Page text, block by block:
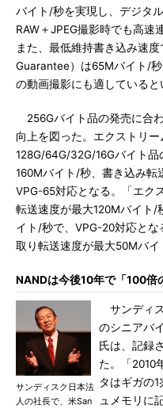
バイト/秒を実現し、デジタ
RAW＋JPEG撮影時でも高速
また、最低維持書き込み速
Guarantee）は65Mバイト/
の動画撮影にも適していると
256Gバイト品の発売に合
向上を図った。エクストリ
128G/64G/32G/16Gバイト
160Mバイト/秒、書き込み転
VPG-65対応となる。「エク
転送速度が最大120Mバイト/
イト/秒で、VPG-20対応と
取り転送速度が最大50Mバイ
NANDは今後10年で「100倍
サンディスク日本法
人の社長で、米San
サンディ
のシニアバ
氏は、記録
た。「2010
タはギガの
ュメモリに